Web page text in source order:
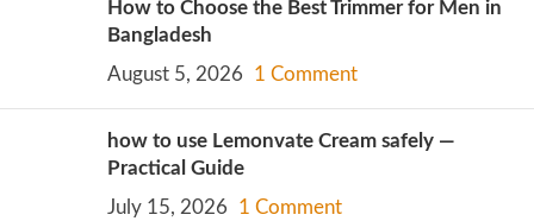
How to Choose the Best Trimmer for Men in
Bangladesh
August 5, 2026
1 Comment
how to use Lemonvate Cream safely —
Practical Guide
July 15, 2026
1 Comment